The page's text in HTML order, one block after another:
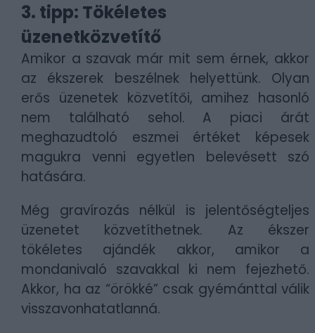
3. tipp: Tökéletes
üzenetközvetítő
Amikor a szavak már mit sem érnek, akkor
az ékszerek beszélnek helyettünk. Olyan
erős üzenetek közvetítői, amihez hasonló
nem található sehol. A piaci árát
meghazudtoló eszmei értéket képesek
magukra venni egyetlen belevésett szó
hatására.
Még gravírozás nélkül is jelentőségteljes
üzenetet közvetíthetnek. Az ékszer
tökéletes ajándék akkor, amikor a
mondanivaló szavakkal ki nem fejezhető.
Akkor, ha az “örökké” csak gyémánttal válik
visszavonhatatlanná.